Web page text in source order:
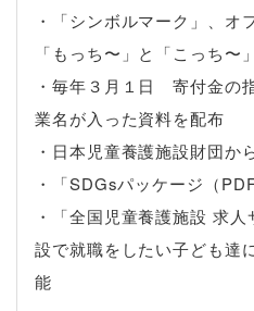
・「シンボルマーク」、オ
「もっち〜」と「こっち
・毎年３月１日 寄付金の
業名が入った資料を配布
・日本児童養護施設財団か
・「SDGsパッケージ（
・「全国児童養護施設 求
設で就職をしたい子ども達
能